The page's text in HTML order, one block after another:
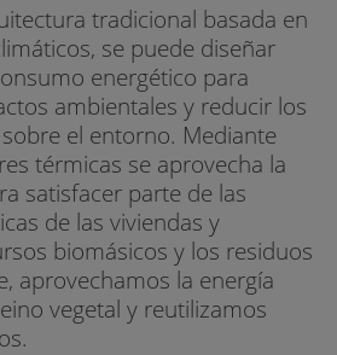
tradicional basada en
se puede diseñar
energético para
ambientales y reducir los
el entorno. Mediante
térmicas se aprovecha la
satisfacer parte de las
de las viviendas y
biomásicos y los residuos
aprovechamos la energía
vegetal y reutilizamos